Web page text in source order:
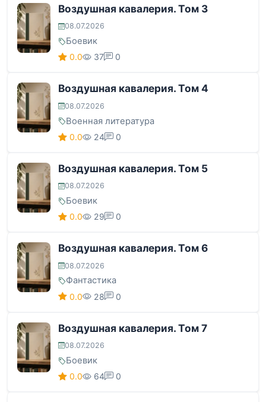
Воздушная кавалерия. Том 3
08.07.2026
Боевик
0.0 37 0
Воздушная кавалерия. Том 4
08.07.2026
Военная литература
0.0 24 0
Воздушная кавалерия. Том 5
08.07.2026
Боевик
0.0 29 0
Воздушная кавалерия. Том 6
08.07.2026
Фантастика
0.0 28 0
Воздушная кавалерия. Том 7
08.07.2026
Боевик
0.0 64 0